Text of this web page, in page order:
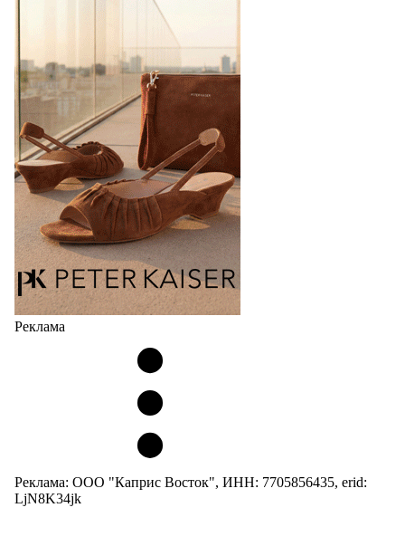
Бренд IDZI – это детская и подростковая обувь с
элементами ортопедии от белорусского
производителя (РУП «Белорусский протезно-
ортопедический восстановительный…
04.08.2026 466
Реклама
Реклама: ООО "Каприс Восток", ИНН: 7705856435, erid:
LjN8K34jk